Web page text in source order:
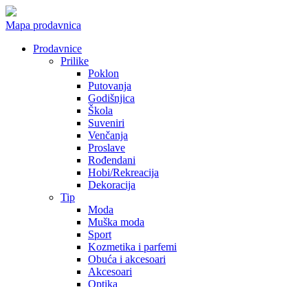
Mapa prodavnica
Prodavnice
Prilike
Poklon
Putovanja
Godišnjica
Škola
Suveniri
Venčanja
Proslave
Rođendani
Hobi/Rekreacija
Dekoracija
Tip
Moda
Muška moda
Sport
Kozmetika i parfemi
Obuća i akcesoari
Akcesoari
Optika